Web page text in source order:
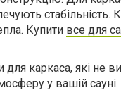
стабільність.
Купити все для
для каркаса, які не
у вашій сауні.